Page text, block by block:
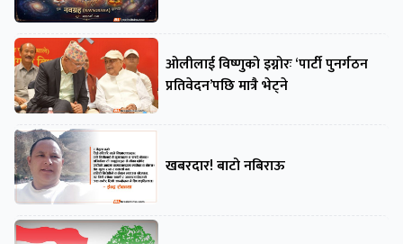
ओलीलाई विष्णुको इग्नोरः ‘पार्टी पुनर्गठन
प्रतिवेदन’पछि मात्रै भेट्ने
खबरदार! बाटो नबिराऊ